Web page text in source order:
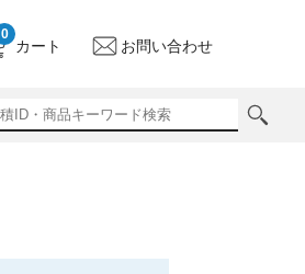
カート
0
お問い合わせ